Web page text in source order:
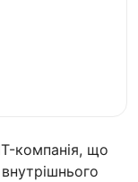
компанія, що